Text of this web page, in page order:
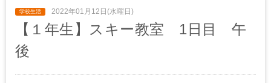
2022年01月12日(水曜日)
【１年生】スキー教室 1日目 午
後